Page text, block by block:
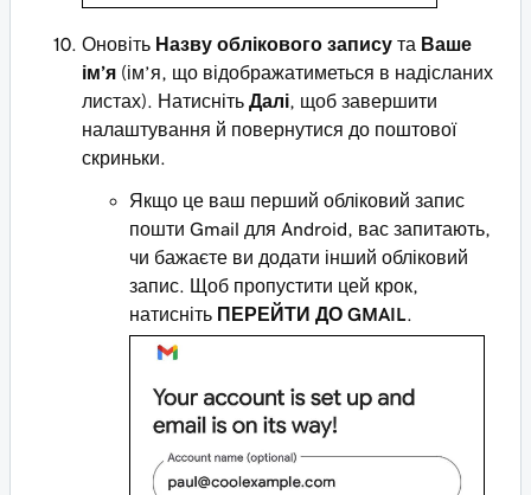
Оновіть Назву облікового запису та Ваше
ім’я (ім’я, що відображатиметься в надісланих
листах). Натисніть Далі , щоб завершити
налаштування й повернутися до поштової
скриньки.
Якщо це ваш перший обліковий запис
пошти Gmail для Android, вас запитають,
чи бажаєте ви додати інший обліковий
запис. Щоб пропустити цей крок,
натисніть ПЕРЕЙТИ ДО GMAIL